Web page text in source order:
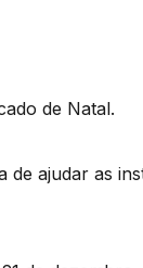
de Natal.
de ajudar as